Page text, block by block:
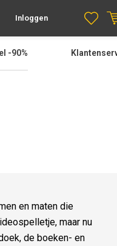
Inloggen
-90%
en maten die
maar nu
de boeken- en